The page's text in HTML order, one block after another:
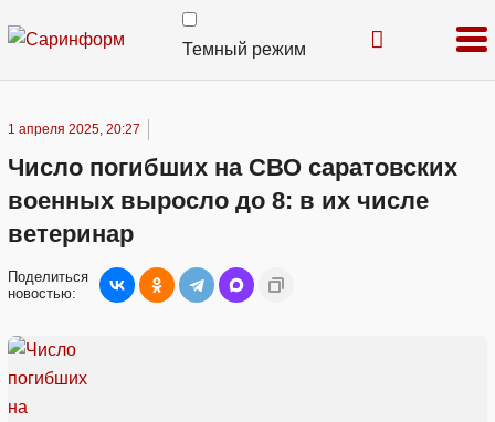
Темный режим
1 апреля 2025, 20:27
Число погибших на СВО саратовских
военных выросло до 8: в их числе
ветеринар
Поделиться
новостью: